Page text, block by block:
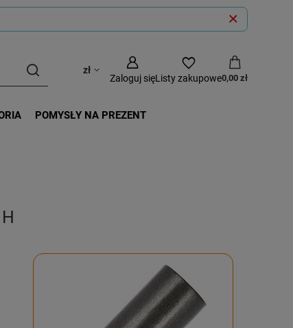
zł
Zaloguj sięListy zakupowe0,00 zł
POMYSŁY NA PREZENT